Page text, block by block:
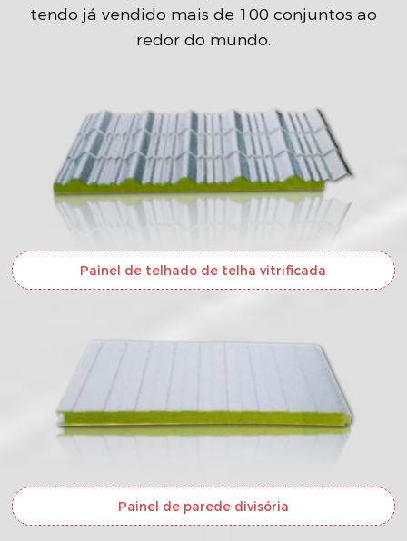
tendo já vendido mais de 100 conjuntos ao
redor do mundo.
Painel de telhado de telha vitrificada
Painel de parede divisória